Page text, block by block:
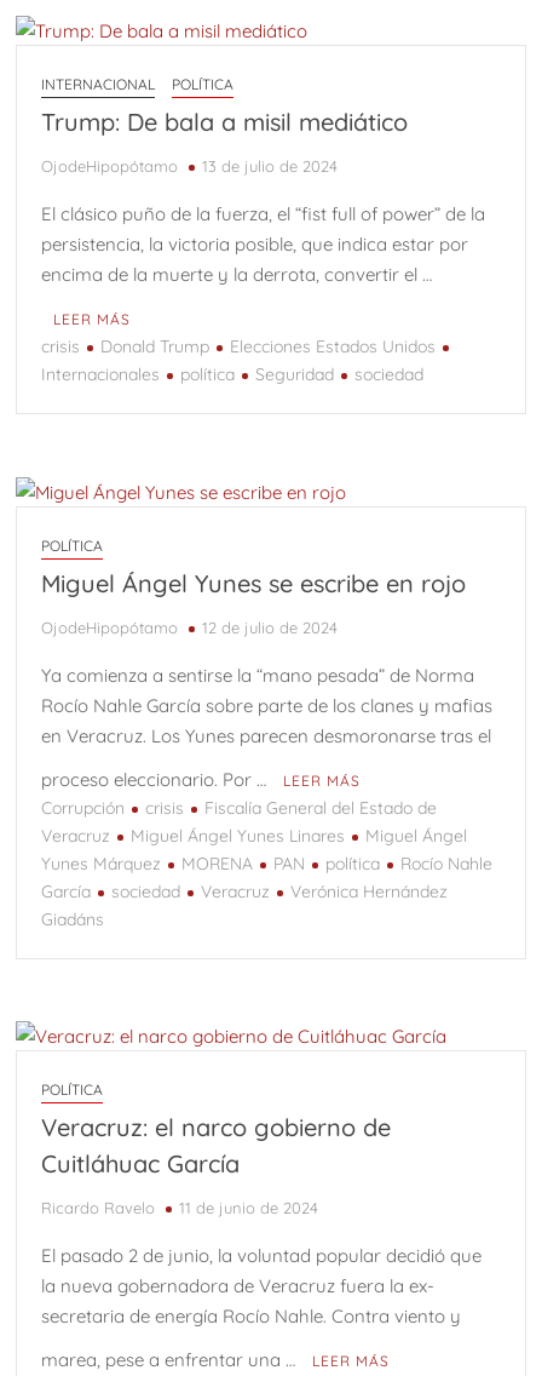
INTERNACIONAL POLÍTICA
Trump: De bala a misil mediático
OjodeHipopótamo 13 de julio de 2024
El clásico puño de la fuerza, el “fist full of power” de la
persistencia, la victoria posible, que indica estar por
encima de la muerte y la derrota, convertir el …
LEER MÁS
crisis Donald Trump
Elecciones Estados Unidos
Internacionales
política Seguridad sociedad
POLÍTICA
Miguel Ángel Yunes se escribe en rojo
OjodeHipopótamo 12 de julio de 2024
Ya comienza a sentirse la “mano pesada” de Norma
Rocío Nahle García sobre parte de los clanes y mafias
en Veracruz. Los Yunes parecen desmoronarse tras el
proceso eleccionario. Por …
LEER MÁS
Corrupción crisis
Fiscalía General del Estado de
Veracruz
Miguel Ángel Yunes Linares
Miguel Ángel
Yunes Márquez
MORENA PAN política
Rocío Nahle
García
sociedad Veracruz
Verónica Hernández
Giadáns
POLÍTICA
Veracruz: el narco gobierno de
Cuitláhuac García
Ricardo Ravelo 11 de junio de 2024
El pasado 2 de junio, la voluntad popular decidió que
la nueva gobernadora de Veracruz fuera la ex-
secretaria de energía Rocío Nahle. Contra viento y
marea, pese a enfrentar una …
LEER MÁS